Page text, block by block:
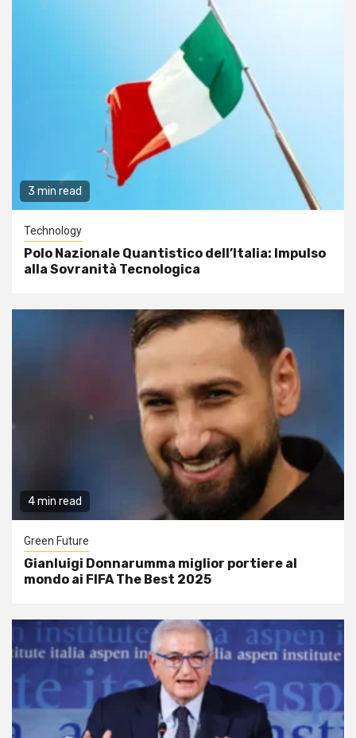
3 min read
Technology
Polo Nazionale Quantistico dell’Italia: Impulso
alla Sovranità Tecnologica
4 min read
Green Future
Gianluigi Donnarumma miglior portiere al
mondo ai FIFA The Best 2025